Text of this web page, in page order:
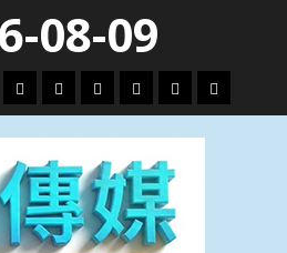
08-09
專
題
娛
樂
劇
政
治
國
際
運
動
生
活